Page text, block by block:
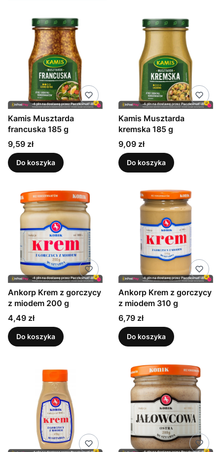
Kamis Musztarda
francuska 185 g
Cena
9,59 zł
Do koszyka
Kamis Musztarda
kremska 185 g
Cena
9,09 zł
Do koszyka
Ankorp Krem z gorczycy
z miodem 200 g
Cena
4,49 zł
Do koszyka
Ankorp Krem z gorczycy
z miodem 310 g
Cena
6,79 zł
Do koszyka